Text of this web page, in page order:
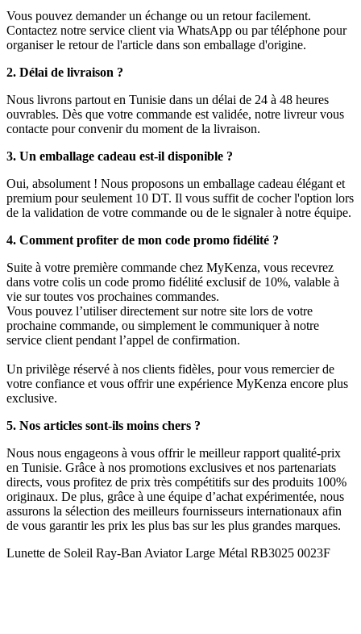
Vous pouvez demander un échange ou un retour facilement.
Contactez notre service client via WhatsApp ou par téléphone pour
organiser le retour de l'article dans son emballage d'origine.
2. Délai de livraison ?
Nous livrons partout en Tunisie dans un délai de 24 à 48 heures
ouvrables. Dès que votre commande est validée, notre livreur vous
contacte pour convenir du moment de la livraison.
3. Un emballage cadeau est-il disponible ?
Oui, absolument ! Nous proposons un emballage cadeau élégant et
premium pour seulement 10 DT. Il vous suffit de cocher l'option lors
de la validation de votre commande ou de le signaler à notre équipe.
4. Comment profiter de mon code promo fidélité ?
Suite à votre première commande chez MyKenza, vous recevrez
dans votre colis un code promo fidélité exclusif de 10%, valable à
vie sur toutes vos prochaines commandes.
Vous pouvez l’utiliser directement sur notre site lors de votre
prochaine commande, ou simplement le communiquer à notre
service client pendant l’appel de confirmation.
Un privilège réservé à nos clients fidèles, pour vous remercier de
votre confiance et vous offrir une expérience MyKenza encore plus
exclusive.
5. Nos articles sont-ils moins chers ?
Nous nous engageons à vous offrir le meilleur rapport qualité-prix
en Tunisie. Grâce à nos promotions exclusives et nos partenariats
directs, vous profitez de prix très compétitifs sur des produits 100%
originaux. De plus, grâce à une équipe d’achat expérimentée, nous
assurons la sélection des meilleurs fournisseurs internationaux afin
de vous garantir les prix les plus bas sur les plus grandes marques.
Lunette de Soleil Ray-Ban Aviator Large Métal RB3025 0023F